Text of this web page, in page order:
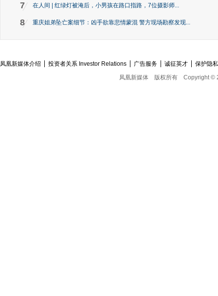
7 在人间 | 红绿灯被淹后，小男孩在路口指路，7位摄影师...
8 重庆姐弟坠亡案细节：凶手欲靠悲情蒙混 警方现场勘察发现...
凤凰新媒体介绍 投资者关系 Investor Relations 广告服务 诚征英才
保护隐
凤凰新媒体
版权所有 Copyright ©